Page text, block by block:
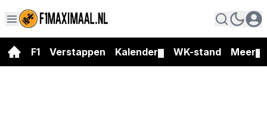
F1 Verstappen Kalender WK-stand Meer